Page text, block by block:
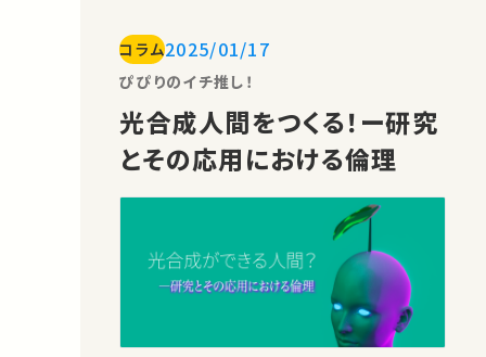
ものも気候変動や水質汚染に関わって
いるかもしれません。多くの人にとって、
食べ物は生産するものではなく、お金
を…
コラム2025/01/17
ぴぴりのイチ推し！
光合成人間をつくる！ー研究
とその応用における倫理